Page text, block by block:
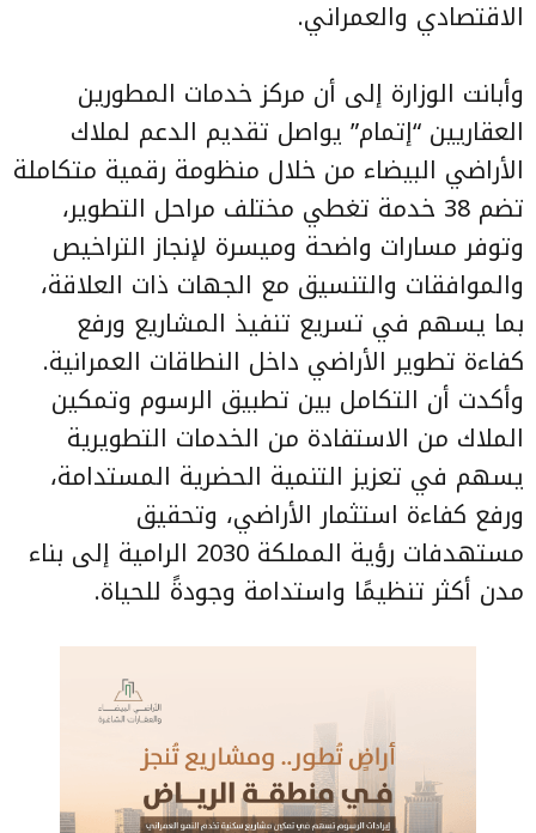
الاقتصادي والعمراني.
وأبانت الوزارة إلى أن مركز خدمات المطورين
العقاريين “إتمام” يواصل تقديم الدعم لملاك
الأراضي البيضاء من خلال منظومة رقمية متكاملة
تضم 38 خدمة تغطي مختلف مراحل التطوير،
وتوفر مسارات واضحة وميسرة لإنجاز التراخيص
والموافقات والتنسيق مع الجهات ذات العلاقة،
بما يسهم في تسريع تنفيذ المشاريع ورفع
كفاءة تطوير الأراضي داخل النطاقات العمرانية.
وأكدت أن التكامل بين تطبيق الرسوم وتمكين
الملاك من الاستفادة من الخدمات التطويرية
يسهم في تعزيز التنمية الحضرية المستدامة،
ورفع كفاءة استثمار الأراضي، وتحقيق
مستهدفات رؤية المملكة 2030 الرامية إلى بناء
مدن أكثر تنظيمًا واستدامة وجودةً للحياة.